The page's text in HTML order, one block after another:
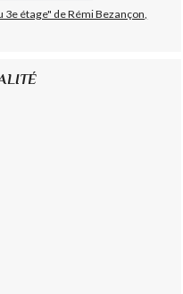
étage" de Rémi Bezançon,